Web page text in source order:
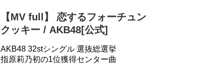
【MV full】 恋するフォーチュン
クッキー / AKB48[公式]
AKB48 32stシングル 選抜総選挙
指原莉乃初の1位獲得センター曲